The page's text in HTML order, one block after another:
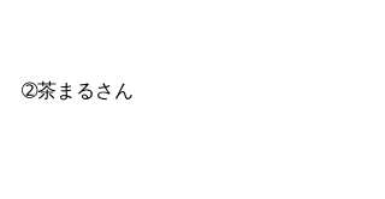
➁茶まるさん